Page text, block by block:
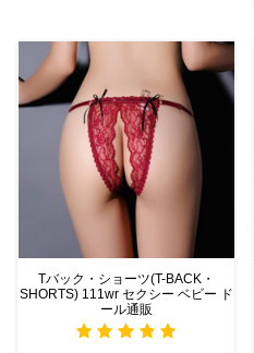
Tバック・ショーツ(T-BACK・
SHORTS) 111wr セクシー ベビー ド
ール通販